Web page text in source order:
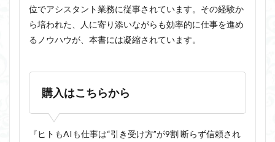
位でアシスタント業務に従事されています。その経験か
ら培われた、人に寄り添いながらも効率的に仕事を進め
るノウハウが、本書には凝縮されています。
購入はこちらから
『ヒトもAIも仕事は“引き受け方”が9割 断らず信頼され